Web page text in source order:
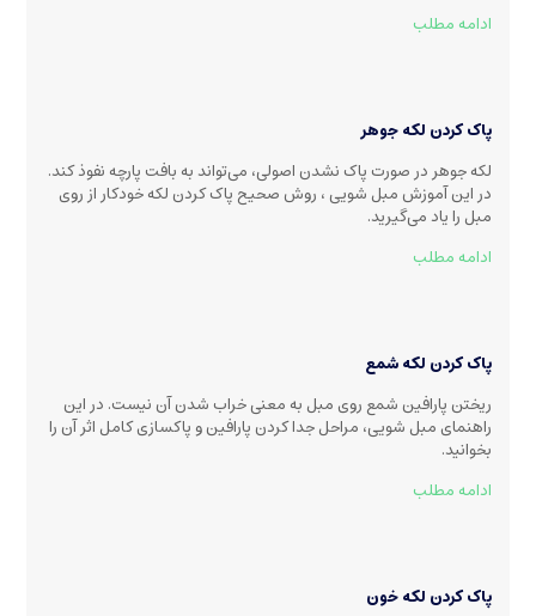
ادامه مطلب
پاک کردن لکه جوهر
لکه جوهر در صورت پاک نشدن اصولی، می‌تواند به بافت پارچه نفوذ کند.
در این آموزش مبل شویی ، روش صحیح پاک کردن لکه خودکار از روی
مبل را یاد می‌گیرید.
ادامه مطلب
پاک کردن لکه شمع
ریختن پارافین شمع روی مبل به معنی خراب شدن آن نیست. در این
راهنمای مبل شویی، مراحل جدا کردن پارافین و پاکسازی کامل اثر آن را
بخوانید.
ادامه مطلب
پاک کردن لکه خون